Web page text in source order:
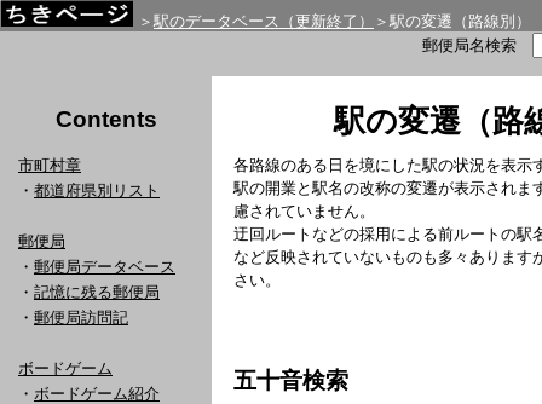
＞ 駅のデータベース（更新終了）
＞駅の変遷（路線別）
郵便局名検索
Contents
市町村章
・ 都道府県別リスト
郵便局
・ 郵便局データベース
・ 記憶に残る郵便局
・ 郵便局訪問記
ボードゲーム
・ ボードゲーム紹介
駅の変遷（路
各路線のある日を境にした駅の状況を表示
駅の開業と駅名の改称の変遷が表示されま
慮されていません。
迂回ルートなどの採用による前ルートの駅
など反映されていないものも多々あります
さい。
五十音検索